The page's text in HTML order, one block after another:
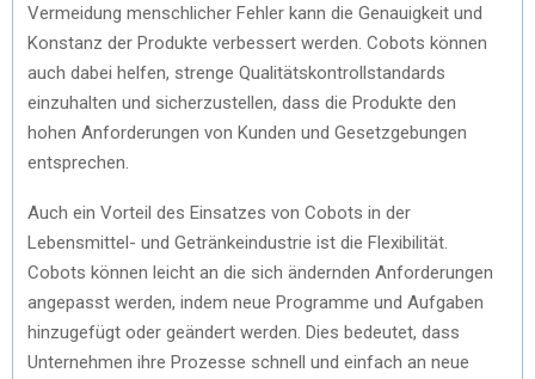
Vermeidung menschlicher Fehler kann die Genauigkeit und
Konstanz der Produkte verbessert werden. Cobots können
auch dabei helfen, strenge Qualitätskontrollstandards
einzuhalten und sicherzustellen, dass die Produkte den
hohen Anforderungen von Kunden und Gesetzgebungen
entsprechen.
Auch ein Vorteil des Einsatzes von Cobots in der
Lebensmittel- und Getränkeindustrie ist die Flexibilität.
Cobots können leicht an die sich ändernden Anforderungen
angepasst werden, indem neue Programme und Aufgaben
hinzugefügt oder geändert werden. Dies bedeutet, dass
Unternehmen ihre Prozesse schnell und einfach an neue